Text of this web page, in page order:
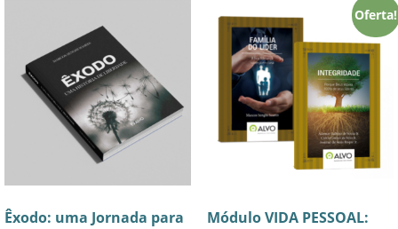
Êxodo: uma Jornada para
Oferta!
Módulo VIDA PESSOAL: